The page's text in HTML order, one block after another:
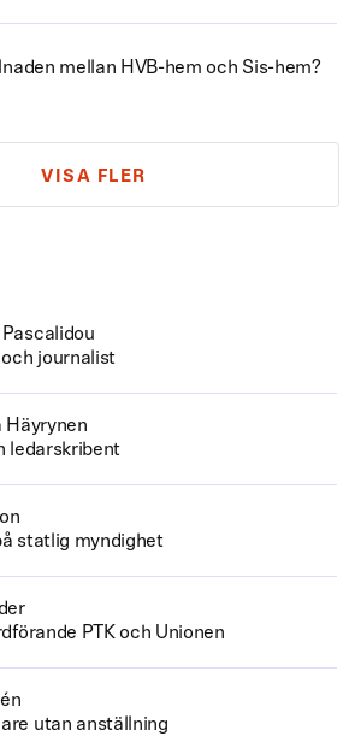
mellan HVB-hem och Sis-hem?
VISA FLER
journalist
Häyrynen
ledarskribent
statlig myndighet
PTK och Unionen
utan anställning